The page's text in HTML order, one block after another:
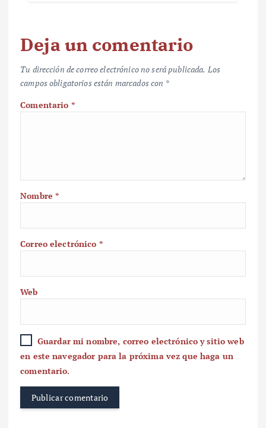
Deja un comentario
Tu dirección de correo electrónico no será publicada. Los
campos obligatorios están marcados con *
Comentario *
Nombre*
Correo electrónico *
Web
Guardar mi nombre, correo electrónico y sitio web
en este navegador para la próxima vez que haga un
comentario.